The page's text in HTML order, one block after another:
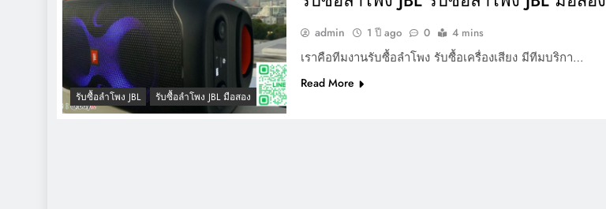
รับซื้อลำโพง JBL รับซื้อลำโพง JBL มือสอง
admin 1 ปี ago 0 4 mins
เราคือทีมงานรับซื้อลำโพง รับซื้อเครื่องเสียง มีทีมบริกา…
Read More